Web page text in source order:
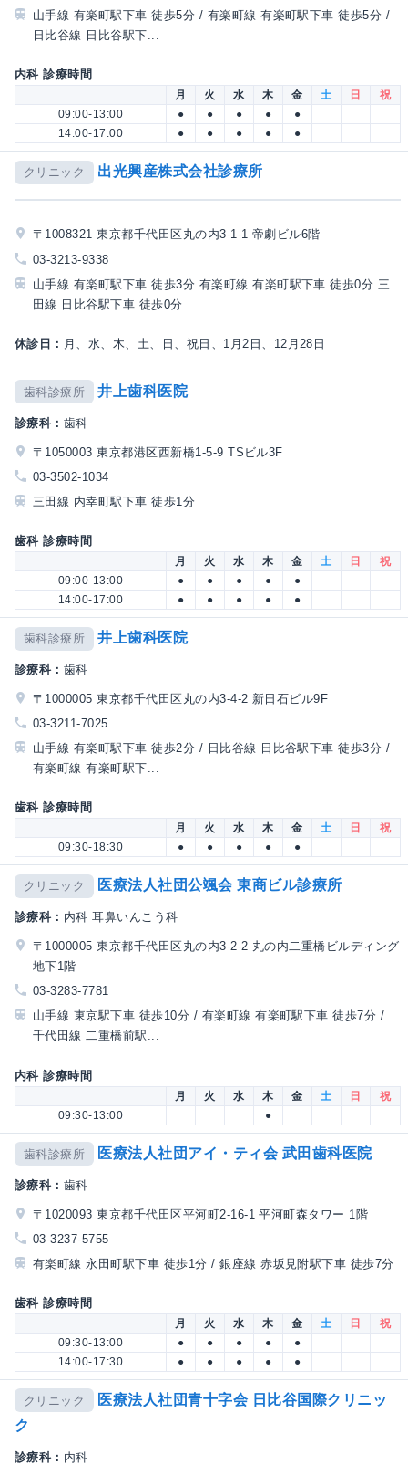
山手線 有楽町駅下車 徒歩5分 / 有楽町線 有楽町駅下車 徒歩5分 /
日比谷線 日比谷駅下...
内科 診療時間
月 火 水 木 金 土 日
祝
09:00-13:00
● ● ● ●
●
14:00-17:00
● ● ● ● ●
クリニック 出光興産株式会社診療所
〒1008321 東京都千代田区丸の内3-1-1 帝劇ビル6階
03-3213-9338
山手線 有楽町駅下車 徒歩3分 有楽町線 有楽町駅下車 徒歩0分 三
田線 日比谷駅下車 徒歩0分
休診日： 月、水、木、土、日、祝日、1月2日、12月28日
歯科診療所 井上歯科医院
診療科： 歯科
〒1050003 東京都港区西新橋1-5-9 TSビル3F
03-3502-1034
三田線 内幸町駅下車 徒歩1分
歯科 診療時間
月 火 水 木 金 土 日
祝
09:00-13:00
● ● ● ●
●
14:00-17:00
● ● ● ● ●
歯科診療所 井上歯科医院
診療科： 歯科
〒1000005 東京都千代田区丸の内3-4-2 新日石ビル9F
03-3211-7025
山手線 有楽町駅下車 徒歩2分 / 日比谷線 日比谷駅下車 徒歩3分 /
有楽町線 有楽町駅下...
歯科 診療時間
月 火 水 木 金 土 日
祝
09:30-18:30
● ● ● ● ●
クリニック 医療法人社団公颯会 東商ビル診療所
診療科： 内科 耳鼻いんこう科
〒1000005 東京都千代田区丸の内3-2-2 丸の内二重橋ビルディング
地下1階
03-3283-7781
山手線 東京駅下車 徒歩10分 / 有楽町線 有楽町駅下車 徒歩7分 /
千代田線 二重橋前駅...
内科 診療時間
月 火 水 木 金 土 日
祝
09:30-13:00
●
歯科診療所 医療法人社団アイ・ティ会 武田歯科医院
診療科： 歯科
〒1020093 東京都千代田区平河町2-16-1 平河町森タワー 1階
03-3237-5755
有楽町線 永田町駅下車 徒歩1分 / 銀座線 赤坂見附駅下車 徒歩7分
歯科 診療時間
月 火 水 木 金 土 日
祝
09:30-13:00
● ● ● ●
●
14:00-17:30
● ● ● ● ●
クリニック
医療法人社団青十字会 日比谷国際クリニッ
ク
診療科： 内科